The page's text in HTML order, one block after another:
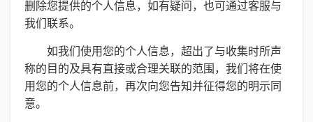
删除您提供的个人信息，如有疑问，也可通过客服与
我们联系。
如我们使用您的个人信息，超出了与收集时所声
称的目的及具有直接或合理关联的范围，我们将在使
用您的个人信息前，再次向您告知并征得您的明示同
意。